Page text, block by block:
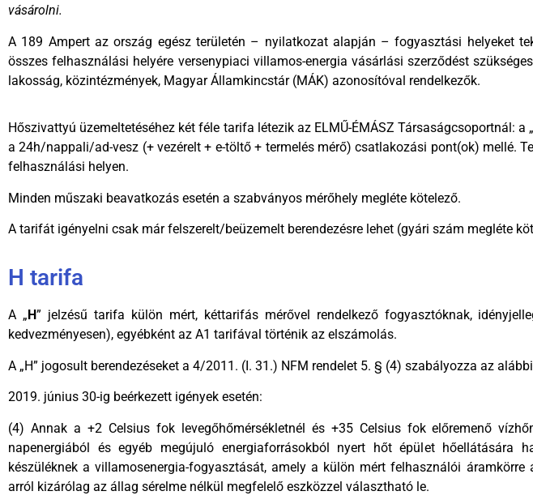
vásárolni.
A 189 Ampert az ország egész területén – nyilatkozat alapján – fogyasztási helyeket
összes felhasználási helyére versenypiaci villamos-energia vásárlási szerződést
lakosság, közintézmények, Magyar Államkincstár (MÁK) azonosítóval rendelkezők.
Hőszivattyú üzemeltetéséhez két féle tarifa létezik az ELMŰ-ÉMÁSZ Társaságcsoportnál: a „
a 24h/nappali/ad-vesz (+ vezérelt + e-töltő + termelés mérő) csatlakozási pont(ok) mellé.
felhasználási helyen.
Minden műszaki beavatkozás esetén a szabványos mérőhely megléte kötelező.
A tarifát igényelni csak már felszerelt/beüzemelt berendezésre lehet (gyári szám megléte
H tarifa
A „ H” jelzésű tarifa külön mért, kéttarifás mérővel rendelkező fogyasztóknak,
kedvezményesen), egyébként az A1 tarifával történik az elszámolás.
A „H” jogosult berendezéseket a 4/2011. (I. 31.) NFM rendelet 5. § (4) szabályozza az
2019. június 30-ig beérkezett igények esetén:
(4) Annak a +2 Celsius fok levegőhőmérsékletnél és +35 Celsius fok előremenő
napenergiából és egyéb megújuló energiaforrásokból nyert hőt épület hőellátására
készüléknek a villamosenergia-fogyasztását, amely a külön mért felhasználói
arról kizárólag az állag sérelme nélkül megfelelő eszközzel választható le.